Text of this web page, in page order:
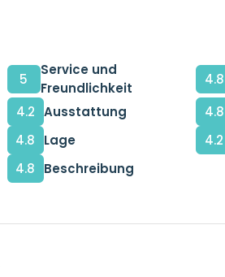
5
Service und
Freundlichkeit
4.8
4.2 Ausstattung 4.8
4.8
Lage 4.2
4.8
Beschreibung